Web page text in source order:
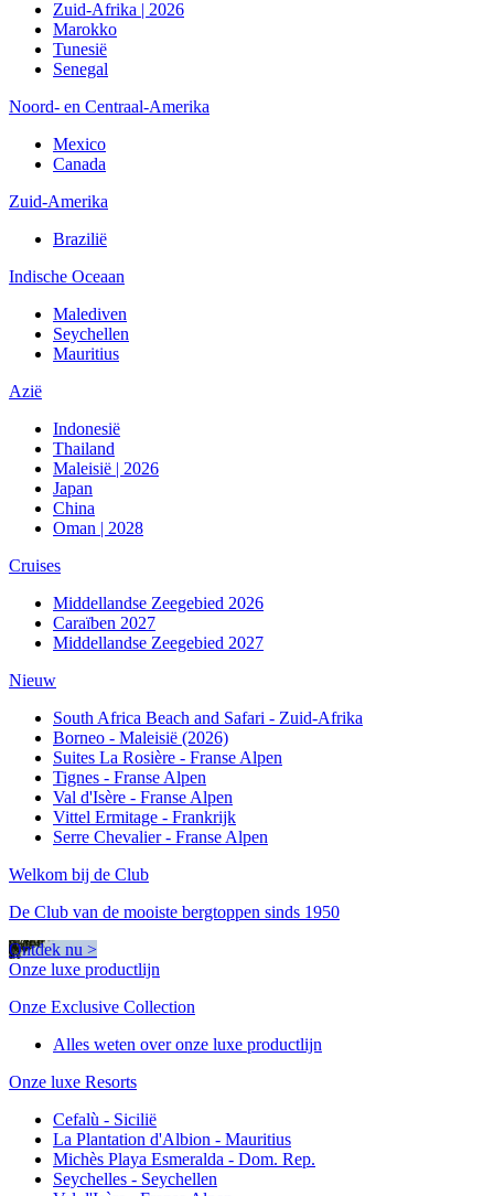
Zuid-Afrika | 2026
Marokko
Tunesië
Senegal
Noord- en Centraal-Amerika
Mexico
Canada
Zuid-Amerika
Brazilië
Indische Oceaan
Malediven
Seychellen
Mauritius
Azië
Indonesië
Thailand
Maleisië | 2026
Japan
China
Oman | 2028
Cruises
Middellandse Zeegebied 2026
Caraïben 2027
Middellandse Zeegebied 2027
Nieuw
South Africa Beach and Safari - Zuid-Afrika
Borneo - Maleisië (2026)
Suites La Rosière - Franse Alpen
Tignes - Franse Alpen
Val d'Isère - Franse Alpen
Vittel Ermitage - Frankrijk
Serre Chevalier - Franse Alpen
Welkom bij de Club
De Club van de mooiste bergtoppen sinds 1950
Ontdek nu >
Onze luxe productlijn
Onze Exclusive Collection
Alles weten over onze luxe productlijn
Onze luxe Resorts
Cefalù - Sicilië
La Plantation d'Albion - Mauritius
Michès Playa Esmeralda - Dom. Rep.
Seychelles - Seychellen